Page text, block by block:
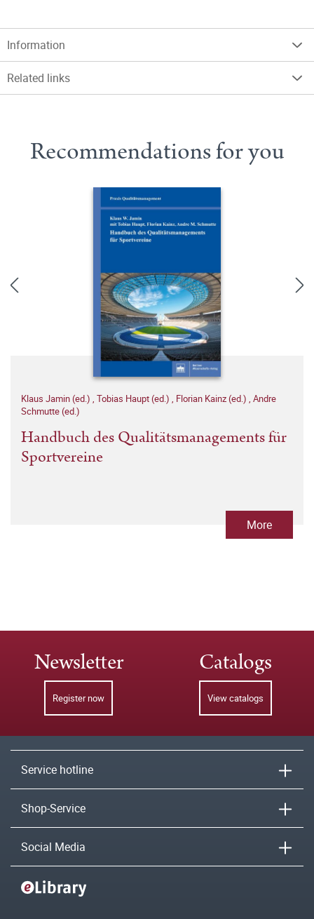
Information
Related links
Recommendations for you
Klaus Jamin (ed.) , Tobias Haupt (ed.) , Florian Kainz (ed.) , Andre
Schmutte (ed.)
Handbuch des Qualitätsmanagements für
Sportvereine
More
Newsletter
Register now
Catalogs
View catalogs
Service hotline
Shop-Service
Social Media